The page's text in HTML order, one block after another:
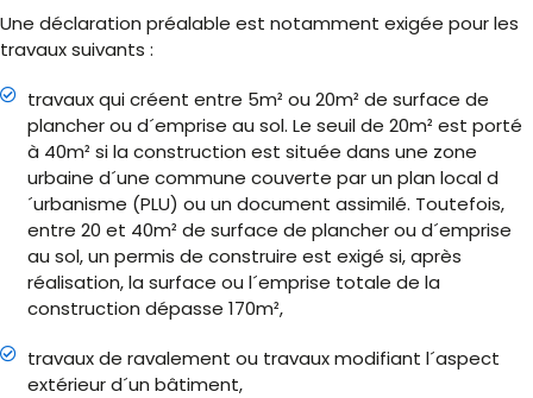
Une déclaration préalable est notamment exigée pour les
travaux suivants :
travaux qui créent entre 5m² ou 20m² de surface de
plancher ou d´emprise au sol. Le seuil de 20m² est porté
à 40m² si la construction est située dans une zone
urbaine d´une commune couverte par un plan local d
´urbanisme (PLU) ou un document assimilé. Toutefois,
entre 20 et 40m² de surface de plancher ou d´emprise
au sol, un permis de construire est exigé si, après
réalisation, la surface ou l´emprise totale de la
construction dépasse 170m²,
travaux de ravalement ou travaux modifiant l´aspect
extérieur d´un bâtiment,